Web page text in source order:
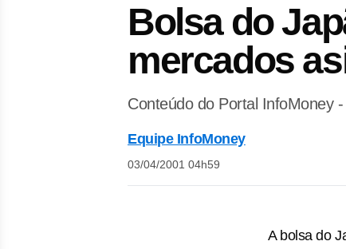
Bolsa do
mercados
Conteúdo do Portal InfoMoney
Equipe InfoMoney
03/04/2001 04h59
A bolsa do